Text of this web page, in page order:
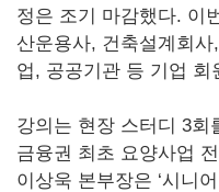
정은 조기 마감했다. 이
산운용사, 건축설계회
업, 공공기관 등 기업 회
강의는 현장 스터디 3회
금융권 최초 요양사업
이상욱 본부장은 ‘시니